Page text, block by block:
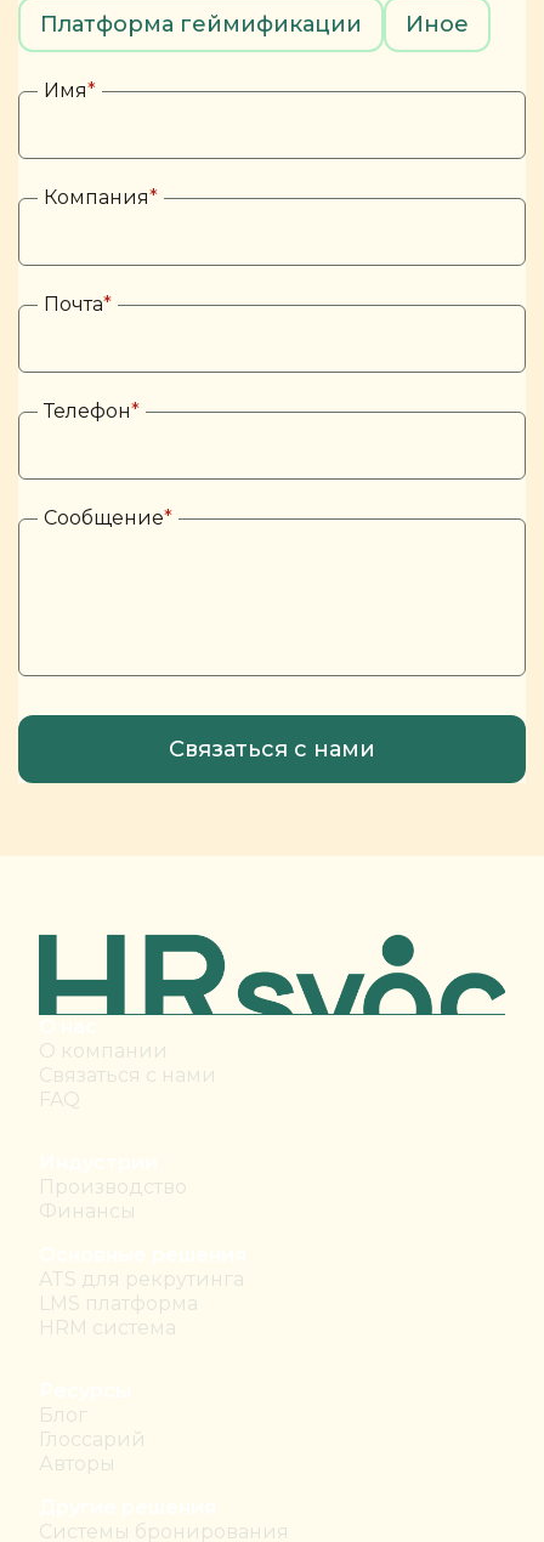
Платформа геймификации Иное
Имя*
Компания*
Почта*
Телефон*
Сообщение*
О компании
Связаться с нами
FAQ
Производство
Финансы
ATS для рекрутинга
LMS платформа
HRM система
Блог
Глоссарий
Авторы
Системы бронирования